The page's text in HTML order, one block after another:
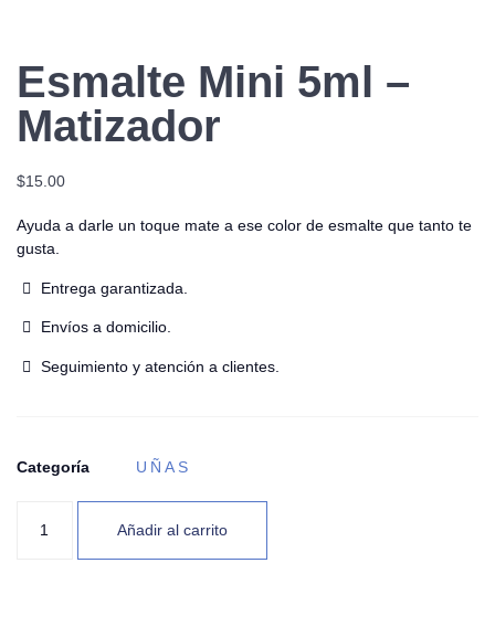
Esmalte Mini 5ml –
Matizador
$15.00
Ayuda a darle un toque mate a ese color de esmalte que tanto te
gusta.
Entrega garantizada.
Envíos a domicilio.
Seguimiento y atención a clientes.
Categoría UÑAS
Añadir al carrito